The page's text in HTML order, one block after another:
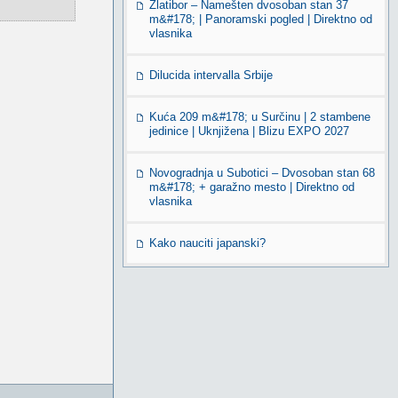
Zlatibor – Namešten dvosoban stan 37
m&#178; | Panoramski pogled | Direktno od
vlasnika
Dilucida intervalla Srbije
Kuća 209 m&#178; u Surčinu | 2 stambene
jedinice | Uknjižena | Blizu EXPO 2027
Novogradnja u Subotici – Dvosoban stan 68
m&#178; + garažno mesto | Direktno od
vlasnika
Kako nauciti japanski?